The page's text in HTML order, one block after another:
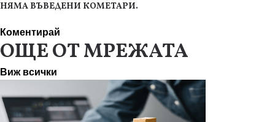
НЯМА ВЪВЕДЕНИ КОМЕТАРИ.
Коментирай
ОЩЕ ОТ МРЕЖАТА
Виж всички